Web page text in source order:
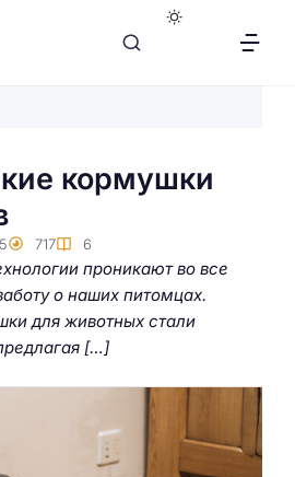
кормушки
717 6
проникают во все
о наших питомцах.
для животных стали
[…]